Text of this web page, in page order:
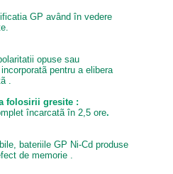
GP având în vedere
opuse sau
pentru a elibera
.
folosirii gresite :
încarcatã în 2,5 ore.
bateriile GP Ni-Cd produse
de memorie .